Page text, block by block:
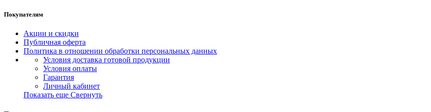
Покупателям
Акции и скидки
Публичная оферта
Политика в отношении обработки персональных данных
Условия доставка готовой продукции
Условия оплаты
Гарантия
Личный кабинет
Показать еще Свернуть